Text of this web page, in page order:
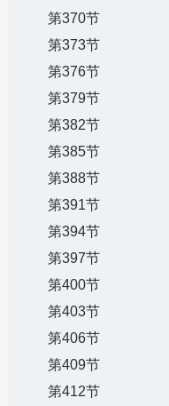
第370节
第373节
第376节
第379节
第382节
第385节
第388节
第391节
第394节
第397节
第400节
第403节
第406节
第409节
第412节